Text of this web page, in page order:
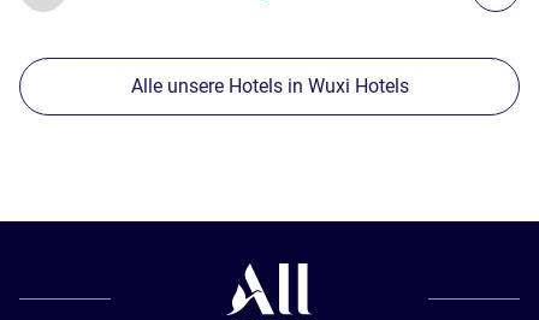
Alle unsere Hotels in Wuxi Hotels